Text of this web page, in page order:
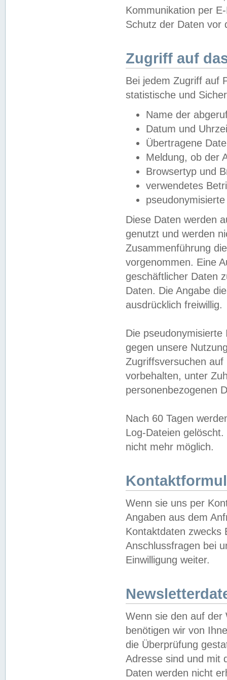
Kommunikation per
Schutz der Daten vor
Zugriff auf
Bei jedem Zugriff auf
statistische und
Name der
Datum und
Übertragene
Meldung, ob der
Browsertyp und
verwendetes
Diese Daten werden
genutzt und werden
Zusammenführung
vorgenommen. Eine
geschäftlicher Daten
Daten. Die Angabe
ausdrücklich freiwillig.
Die
gegen unsere
Zugriffsversuchen
vorbehalten, unter
personenbezogenen
Nach 60 Tagen
Log-Dateien
nicht mehr möglich.
Wenn sie uns per
Angaben aus dem
Kontaktdaten zwecks
Anschlussfragen bei
Einwilligung weiter.
Wenn sie den auf der
benötigen wir von
die Überprüfung
Adresse sind und mit
Daten werden nicht